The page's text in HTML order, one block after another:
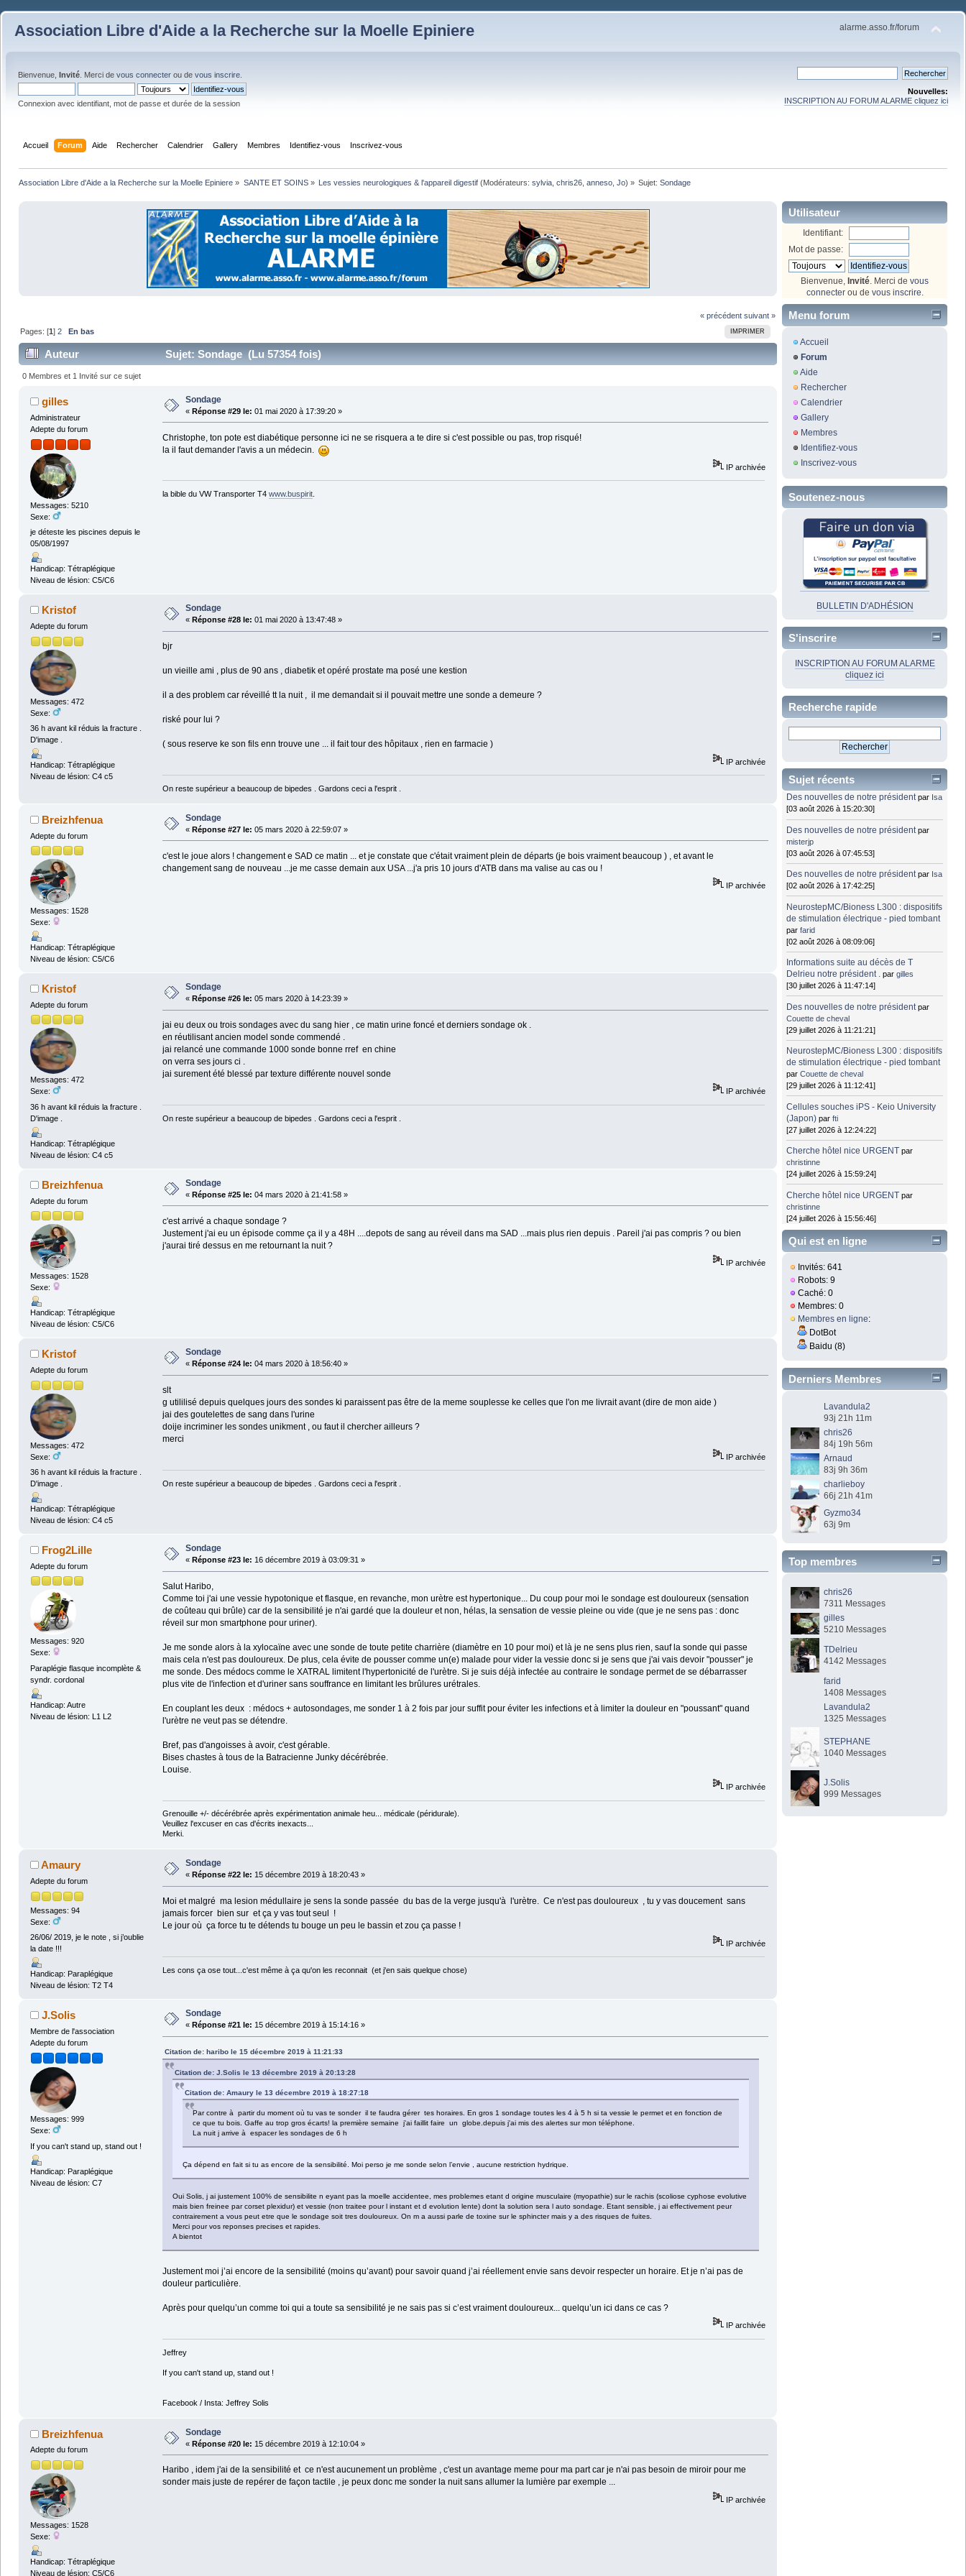
Association Libre d'Aide a la Recherche sur la Moelle Epiniere alarme.asso.fr/forum
Bienvenue, Invité . Merci de vous connecter ou de vous inscrire
Connexion avec identifiant, mot de passe et durée de la session
Nouvelles:
INSCRIPTION AU FORUM ALARME cliquez ici
Accueil Forum Aide Rechercher Calendrier Gallery Membres Identifiez-vous Inscrivez-vous
Association Libre d'Aide a la Recherche sur la Moelle Epiniere » SANTE ET SOINS» Les vessies neurologiques & l'appareil digestif(Modérateurs: sylvia, chris26, anneso, Jo) » Sujet:Sondage
« précédent suivant »
IMPRIMER
Pages: [1]2 En bas
Auteur Sujet: Sondage (Lu 57354 fois)
0 Membres et 1 Invité sur ce sujet
gilles
Administrateur
Adepte du forum
Messages: 5210
Sexe:
je déteste les piscines depuis le
05/08/1997
Handicap: Tétraplégique
Niveau de lésion: C5/C6
Sondage
« Réponse #29 le: 01 mai 2020 à 17:39:20 »
Christophe, ton pote est diabétique personne ici ne se risquera a te dire si c'est possible ou pas, trop risqué!
la il faut demander l'avis a un médecin.
IP archivée
la bible du VW Transporter T4 www.buspirit.
Kristof
Adepte du forum
Messages: 472
Sexe:
36 h avant kil réduis la fracture .
D'image .
Handicap: Tétraplégique
Niveau de lésion: C4 c5
Sondage
« Réponse #28 le: 01 mai 2020 à 13:47:48 »
bjr
un vieille ami , plus de 90 ans , diabetik et opéré prostate ma posé une kestion
il a des problem car réveillé tt la nuit , il me demandait si il pouvait mettre une sonde a demeure ?
riské pour lui ?
( sous reserve ke son fils enn trouve une ... il fait tour des hôpitaux , rien en farmacie )
IP archivée
On reste supérieur a beaucoup de bipedes . Gardons ceci a l'esprit .
Breizhfenua
Adepte du forum
Messages: 1528
Sexe:
Handicap: Tétraplégique
Niveau de lésion: C5/C6
Sondage
« Réponse #27 le: 05 mars 2020 à 22:59:07 »
c'est le joue alors ! changement e SAD ce matin ... et je constate que c'était vraiment plein de départs (je bois vraiment beaucoup ) , et avant le
changement sang de nouveau ...je me casse demain aux USA ...j'a pris 10 jours d'ATB dans ma valise au cas ou !
IP archivée
Kristof
Adepte du forum
Messages: 472
Sexe:
36 h avant kil réduis la fracture .
D'image .
Handicap: Tétraplégique
Niveau de lésion: C4 c5
Sondage
« Réponse #26 le: 05 mars 2020 à 14:23:39 »
jai eu deux ou trois sondages avec du sang hier , ce matin urine foncé et derniers sondage ok .
en réutilisant ancien model sonde commendé .
jai relancé une commande 1000 sonde bonne rref en chine
on verra ses jours ci .
jai surement été blessé par texture différente nouvel sonde
IP archivée
On reste supérieur a beaucoup de bipedes . Gardons ceci a l'esprit .
Breizhfenua
Adepte du forum
Messages: 1528
Sexe:
Handicap: Tétraplégique
Niveau de lésion: C5/C6
Sondage
« Réponse #25 le: 04 mars 2020 à 21:41:58 »
c'est arrivé a chaque sondage ?
Justement j'ai eu un épisode comme ça il y a 48H ....depots de sang au réveil dans ma SAD ...mais plus rien depuis . Pareil j'ai pas compris ? ou bien
j'aurai tiré dessus en me retournant la nuit ?
IP archivée
Kristof
Adepte du forum
Messages: 472
Sexe:
36 h avant kil réduis la fracture .
D'image .
Handicap: Tétraplégique
Niveau de lésion: C4 c5
Sondage
« Réponse #24 le: 04 mars 2020 à 18:56:40 »
slt
g utililisé depuis quelques jours des sondes ki paraissent pas être de la meme souplesse ke celles que l'on me livrait avant (dire de mon aide )
jai des goutelettes de sang dans l'urine
doije incriminer les sondes unikment , ou faut il chercher ailleurs ?
merci
IP archivée
On reste supérieur a beaucoup de bipedes . Gardons ceci a l'esprit .
Frog2Lille
Adepte du forum
Messages: 920
Sexe:
Paraplégie flasque incomplète &
syndr. cordonal
Handicap: Autre
Niveau de lésion: L1 L2
Sondage
« Réponse #23 le: 16 décembre 2019 à 03:09:31 »
Salut Haribo,
Comme toi j'ai une vessie hypotonique et flasque, en revanche, mon urètre est hypertonique... Du coup pour moi le sondage est douloureux (sensation
de coûteau qui brûle) car de la sensibilité je n'ai gardé que la douleur et non, hélas, la sensation de vessie pleine ou vide (que je ne sens pas : donc
réveil sur mon smartphone pour uriner).
Je me sonde alors à la xylocaïne avec une sonde de toute petite charrière (diamètre en 10 pour moi) et là je ne sens plus rien, sauf la sonde qui passe
mais cela n'est pas douloureux. De plus, cela évite de pousser comme un(e) malade pour vider la vessie donc si je sens que j'ai vais devoir "pousser" je
me sonde. Des médocs comme le XATRAL limitent l'hypertonicité de l'urètre. Si je suis déjà infectée au contraire le sondage permet de se débarrasser
plus vite de l'infection et d'uriner sans souffrance en limitant les brûlures urétrales.
En couplant les deux : médocs + autosondages, me sonder 1 à 2 fois par jour suffit pour éviter les infections et à limiter la douleur en "poussant" quand
l'urètre ne veut pas se détendre.
Bref, pas d'angoisses à avoir, c'est gérable.
Bises chastes à tous de la Batracienne Junky décérébrée.
Louise.
IP archivée
Grenouille +/- décérébrée après expérimentation animale heu... médicale (péridurale).
Veuillez l'excuser en cas d'écrits inexacts...
Merki.
Amaury
Adepte du forum
Messages: 94
Sexe:
26/06/ 2019, je le note , si j’oublie
la date !!!
Handicap: Paraplégique
Niveau de lésion: T2 T4
Sondage
« Réponse #22 le: 15 décembre 2019 à 18:20:43 »
Moi et malgré ma lesion médullaire je sens la sonde passée du bas de la verge jusqu'à l'urètre. Ce n'est pas douloureux , tu y vas doucement sans
jamais forcer bien sur et ça y vas tout seul !
Le jour où ça force tu te détends tu bouge un peu le bassin et zou ça passe !
IP archivée
Les cons ça ose tout...c'est même à ça qu'on les reconnait (et j'en sais quelque chose)
J.Solis
Membre de l'association
Adepte du forum
Messages: 999
Sexe:
If you can't stand up, stand out !
Handicap: Paraplégique
Niveau de lésion: C7
Sondage
« Réponse #21 le: 15 décembre 2019 à 15:14:16 »
Citation de: haribo le 15 décembre 2019 à 11:21:33
Citation de: J.Solis le 13 décembre 2019 à 20:13:28
Citation de: Amaury le 13 décembre 2019 à 18:27:18
Par contre à partir du moment où tu vas te sonder il te faudra gérer tes horaires. En gros 1 sondage toutes les 4 à 5 h si ta vessie le permet et en fonction de
ce que tu bois. Gaffe au trop gros écarts! la première semaine j'ai faillit faire un globe.depuis j'ai mis des alertes sur mon téléphone.
La nuit j arrive à espacer les sondages de 6 h
Ça dépend en fait si tu as encore de la sensibilité. Moi perso je me sonde selon l’envie , aucune restriction hydrique.
Oui Solis, j ai justement 100% de sensibilite n eyant pas la moelle accidentee, mes problemes etant d origine musculaire (myopathie) sur le rachis (scoliose cyphose evolutive
mais bien freinee par corset plexidur) et vessie (non traitee pour l instant et d evolution lente) dont la solution sera l auto sondage. Etant sensible, j ai effectivement peur
contrairement a vous peut etre que le sondage soit tres douloureux. On m a aussi parle de toxine sur le sphincter mais y a des risques de fuites.
Merci pour vos reponses precises et rapides.
A bientot
Justement moi j’ai encore de la sensibilité (moins qu’avant) pour savoir quand j’ai réellement envie sans devoir respecter un horaire. Et je n’ai pas de
douleur particulière.
Après pour quelqu’un comme toi qui a toute sa sensibilité je ne sais pas si c’est vraiment douloureux... quelqu’un ici dans ce cas ?
IP archivée
Jeffrey
If you can't stand up, stand out !
Facebook / Insta: Jeffrey Solis
Breizhfenua
Adepte du forum
Messages: 1528
Sexe:
Handicap: Tétraplégique
Niveau de lésion: C5/C6
Sondage
« Réponse #20 le: 15 décembre 2019 à 12:10:04 »
Haribo , idem j'ai de la sensibilité et ce n'est aucunement un problème , c'est un avantage meme pour ma part car je n'ai pas besoin de miroir pour me
sonder mais juste de repérer de façon tactile , je peux donc me sonder la nuit sans allumer la lumière par exemple ...
IP archivée
Utilisateur
Identifiant:
Mot de passe:
Bienvenue, Invité . Merci de vous
connecterou de vous inscrire
Menu forum
Accueil
Forum
Aide
Rechercher
Calendrier
Gallery
Membres
Identifiez-vous
Inscrivez-vous
Soutenez-nous
BULLETIN D'ADHÉSION
S'inscrire
INSCRIPTION AU FORUM ALARME
cliquez ici
Recherche rapide
Sujet récents
Des nouvelles de notre président par Isa
[03 août 2026 à 15:20:30]
Des nouvelles de notre président par
misterjp
[03 août 2026 à 07:45:53]
Des nouvelles de notre président par Isa
[02 août 2026 à 17:42:25]
NeurostepMC/Bioness L300 : dispositifs
de stimulation électrique - pied tombant
parfarid
[02 août 2026 à 08:09:06]
Informations suite au décès de T
Delrieu notre président . pargilles
[30 juillet 2026 à 11:47:14]
Des nouvelles de notre président par
Couette de cheval
[29 juillet 2026 à 11:21:21]
NeurostepMC/Bioness L300 : dispositifs
de stimulation électrique - pied tombant
parCouette de cheval
[29 juillet 2026 à 11:12:41]
Cellules souches iPS - Keio University
(Japon) parfti
[27 juillet 2026 à 12:24:22]
Cherche hôtel nice URGENT par
christinne
[24 juillet 2026 à 15:59:24]
Cherche hôtel nice URGENT par
christinne
[24 juillet 2026 à 15:56:46]
Qui est en ligne
Invités: 641
Robots: 9
Caché: 0
Membres: 0
Membres en ligne:
DotBot
Baidu (8)
Derniers Membres
Lavandula2
93j 21h 11m
chris26
84j 19h 56m
Arnaud
83j 9h 36m
charlieboy
66j 21h 41m
Gyzmo34
63j 9m
Top membres
chris26
7311 Messages
gilles
5210 Messages
TDelrieu
4142 Messages
farid
1408 Messages
Lavandula2
1325 Messages
STEPHANE
1040 Messages
J.Solis
999 Messages